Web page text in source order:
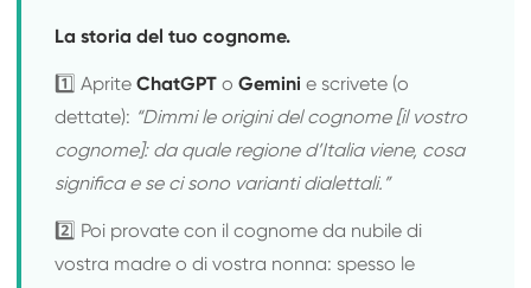
La storia del tuo cognome.
1️⃣ ApriteChatGPT oGemini e scrivete (o
dettate): “Dimmi le origini del cognome [il vostro
cognome]: da quale regione d’Italia viene, cosa
significa e se ci sono varianti dialettali.”
2️⃣ Poi provate con il cognome da nubile di
vostra madre o di vostra nonna: spesso le